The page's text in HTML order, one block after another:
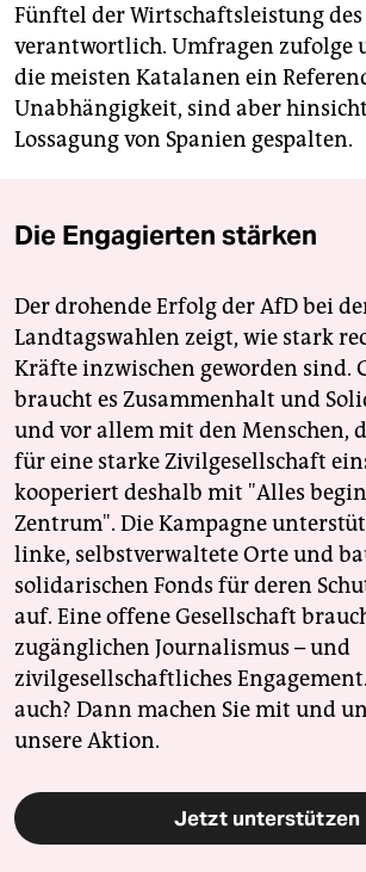
Fünftel der Wirtschaftsleistung des
verantwortlich. Umfragen zufolge
die meisten Katalanen ein
Unabhängigkeit, sind aber
Lossagung von Spanien gespalten.
Die Engagierten stärken
Der drohende Erfolg der AfD bei
Landtagswahlen zeigt, wie stark
Kräfte inzwischen geworden sind.
braucht es Zusammenhalt und
und vor allem mit den Menschen,
für eine starke Zivilgesellschaft
kooperiert deshalb mit "Alles
Zentrum". Die Kampagne
linke, selbstverwaltete Orte und
solidarischen Fonds für deren
auf. Eine offene Gesellschaft
zugänglichen Journalismus – und
zivilgesellschaftliches
auch? Dann machen Sie mit und
unsere Aktion.
Jetzt unterstützen